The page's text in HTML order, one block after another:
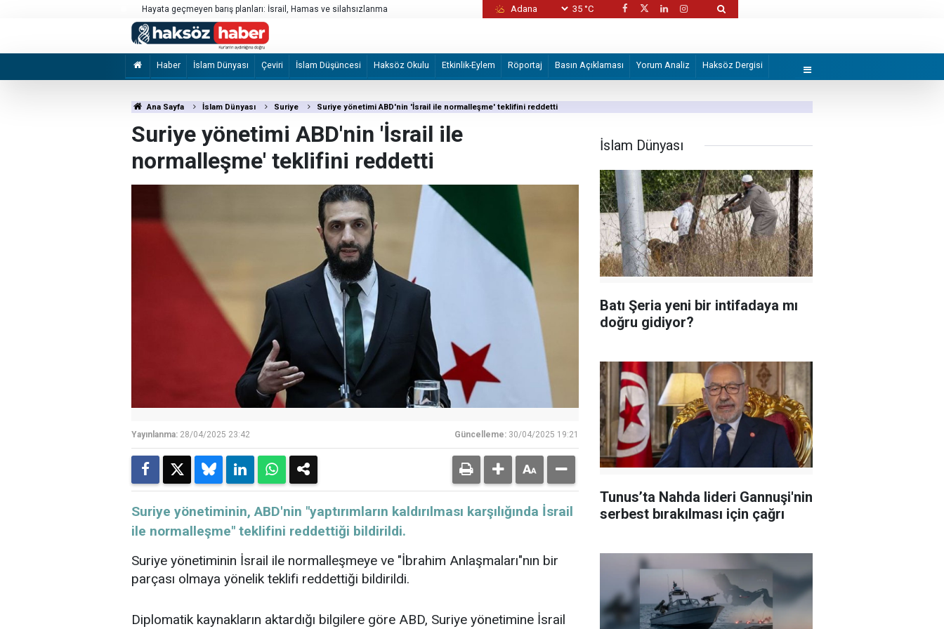
Hayata geçmeyen barış planları: İsrail, Hamas ve silahsızlanma “Süleyman'ın emrine de şiddetle esen rüzgârı verdik”
35 °C
Haber İslam Dünyası Çeviri İslam Düşüncesi Haksöz Okulu Etkinlik-Eylem Röportaj Basın Açıklaması Yorum Analiz Haksöz Dergisi
Ana Sayfa İslam Dünyası Suriye Suriye yönetimi ABD'nin 'İsrail ile normalleşme' teklifini reddetti
Suriye yönetimi ABD'nin 'İsrail ile
normalleşme' teklifini reddetti
Yayınlanma: 28/04/2025 23:42 Güncelleme: 30/04/2025 19:21
Suriye yönetiminin, ABD'nin "yaptırımların kaldırılması karşılığında İsrail
ile normalleşme" teklifini reddettiği bildirildi.
Suriye yönetiminin İsrail ile normalleşmeye ve "İbrahim Anlaşmaları"nın bir
parçası olmaya yönelik teklifi reddettiği bildirildi.
Diplomatik kaynakların aktardığı bilgilere göre ABD, Suriye yönetimine İsrail
İslam Dünyası
Batı Şeria yeni bir intifadaya mı
doğru gidiyor?
Tunus’ta Nahda lideri Gannuşi'nin
serbest bırakılması için çağrı